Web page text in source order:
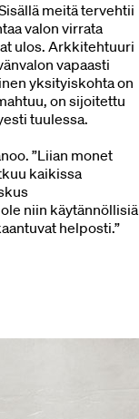
meitä tervehtii
valon virrata
ulos. Arkkitehtuuri
vapaasti
yksityiskohta on
on sijoitettu
tuulessa.
”Liian monet
kaikissa
niin käytännöllisiä
helposti.”